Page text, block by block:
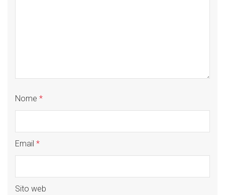
Nome *
Email *
Sito web